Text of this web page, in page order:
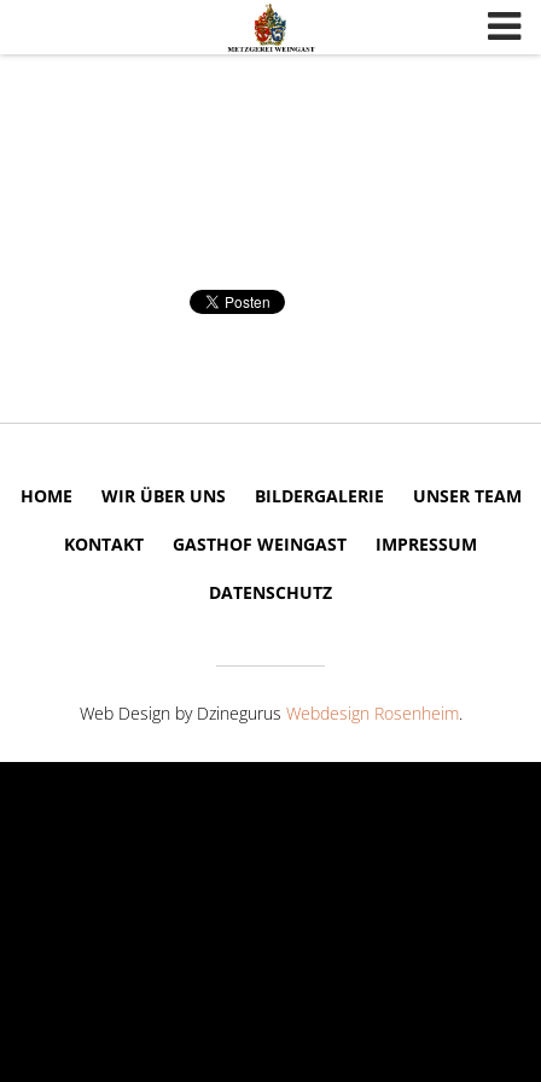
HOME WIR ÜBER UNS BILDERGALERIE UNSER TEAM
KONTAKT GASTHOF WEINGAST IMPRESSUM
DATENSCHUTZ
Web Design by Dzinegurus Webdesign Rosenheim.